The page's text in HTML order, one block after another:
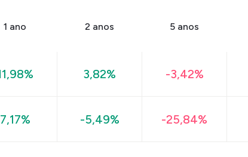
1 ano 2 anos 5 anos
3,82% -3,42%
7,17% -5,49% -25,84%